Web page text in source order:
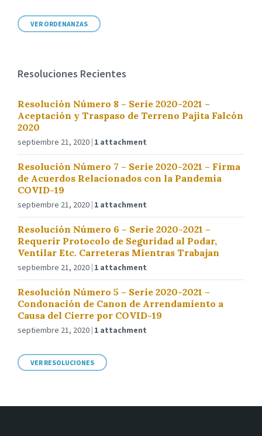
VER ORDENANZAS
Resoluciones Recientes
Resolución Número 8 – Serie 2020-2021 –
Aceptación y Traspaso de Terreno Pajita Falcón
2020
septiembre 21, 2020 1 attachment
Resolución Número 7 – Serie 2020-2021 – Firma
de Acuerdos Relacionados con la Pandemia
COVID-19
septiembre 21, 2020 1 attachment
Resolución Número 6 – Serie 2020-2021 –
Requerir Protocolo de Seguridad al Podar,
Ventilar Etc. Carreteras Mientras Trabajan
septiembre 21, 2020 1 attachment
Resolución Número 5 – Serie 2020-2021 –
Condonación de Canon de Arrendamiento a
Causa del Cierre por COVID-19
septiembre 21, 2020 1 attachment
VER RESOLUCIONES